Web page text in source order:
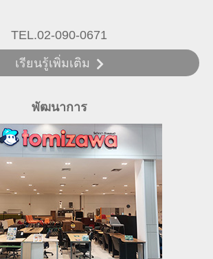
TEL.02-090-0671
เรียนรู้เพิ่มเติม
พัฒนาการ